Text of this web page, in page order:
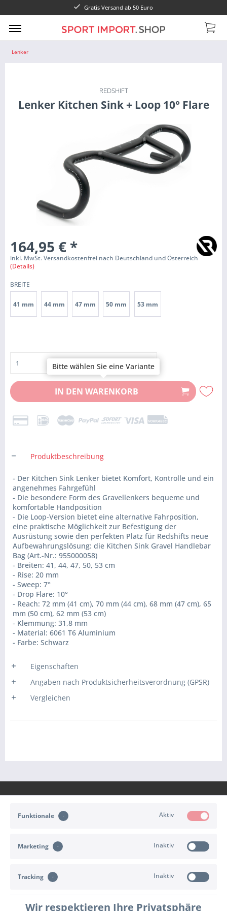
Gratis Versand ab 50 Euro
Lenker
REDSHIFT
Lenker Kitchen Sink + Loop 10° Flare
164,95 € *
inkl. MwSt. Versandkostenfrei nach Deutschland und Österreich
(Details)
BREITE
41 mm 44 mm 47 mm 50 mm 53 mm
IN DEN WARENKORB
Produktbeschreibung
- Der Kitchen Sink Lenker bietet Komfort, Kontrolle und ein
angenehmes Fahrgefühl
- Die besondere Form des Gravellenkers bequeme und
komfortable Handposition
- Die Loop-Version bietet eine alternative Fahrposition,
eine praktische Möglichkeit zur Befestigung der
Ausrüstung sowie den perfekten Platz für Redshifts neue
Aufbewahrungslösung: die Kitchen Sink Gravel Handlebar
Bag (Art.-Nr.: 955000058)
- Breiten: 41, 44, 47, 50, 53 cm
- Rise: 20 mm
- Sweep: 7°
- Drop Flare: 10°
- Reach: 72 mm (41 cm), 70 mm (44 cm), 68 mm (47 cm), 65
mm (50 cm), 62 mm (53 cm)
- Klemmung: 31,8 mm
- Material: 6061 T6 Aluminium
- Farbe: Schwarz
Eigenschaften
Angaben nach Produktsicherheitsverordnung (GPSR)
Vergleichen
INFORMATIONEN
Funktionale Aktiv
Marketing Inaktiv
Tracking Inaktiv
Wir respektieren Ihre Privatsphäre
Bitte wählen Sie eine Variante